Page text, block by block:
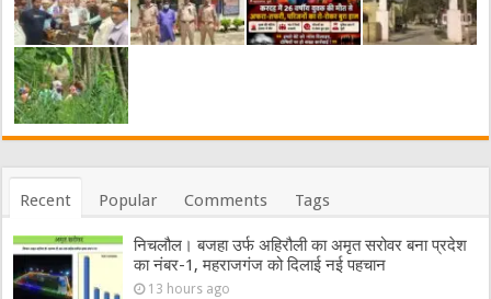
Recent Popular Comments Tags
निचलौल। बजहा उर्फ अहिरौली का अमृत सरोवर बना प्रदेश
का नंबर-1, महराजगंज को दिलाई नई पहचान
13 hours ago